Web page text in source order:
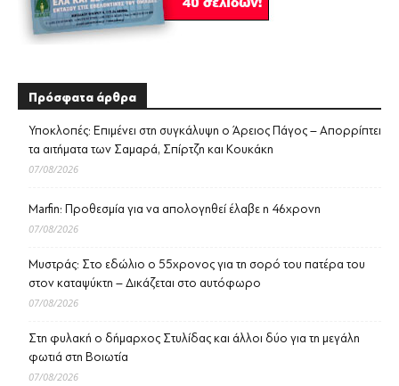
Πρόσφατα άρθρα
Υποκλοπές: Επιμένει στη συγκάλυψη ο Άρειος Πάγος – Απορρίπτει
τα αιτήματα των Σαμαρά, Σπίρτζη και Κουκάκη
07/08/2026
Marfin: Προθεσμία για να απολογηθεί έλαβε η 46χρονη
07/08/2026
Μυστράς: Στο εδώλιο ο 55χρονος για τη σορό του πατέρα του
στον καταψύκτη – Δικάζεται στο αυτόφωρο
07/08/2026
Στη φυλακή ο δήμαρχος Στυλίδας και άλλοι δύο για τη μεγάλη
φωτιά στη Βοιωτία
07/08/2026